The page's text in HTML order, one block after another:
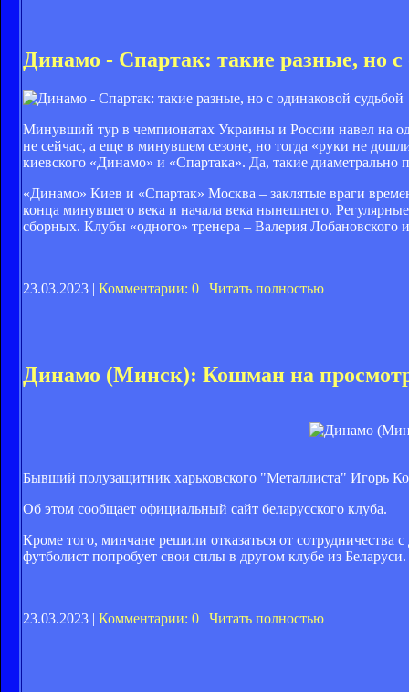
Динамо - Спартак: такие разные, но с
Минувший тур в чемпионатах Украины и России навел на
не сейчас, а еще в минувшем сезоне, но тогда «руки не
киевского «Динамо» и «Спартака». Да, такие
«Динамо» Киев и «Спартак» Москва – заклятые враги
конца минувшего века и начала века нынешнего.
сборных. Клубы «одного» тренера – Валерия Лобановского
23.03.2023 | Комментарии: 0 | Читать полностью
Динамо (Минск): Кошман на
Бывший полузащитник харьковского "Металлиста" Игорь
Об этом сообщает официальный сайт беларусского клуба.
Кроме того, минчане решили отказаться от
футболист попробует свои силы в другом клубе из Беларуси.
23.03.2023 | Комментарии: 0 | Читать полностью